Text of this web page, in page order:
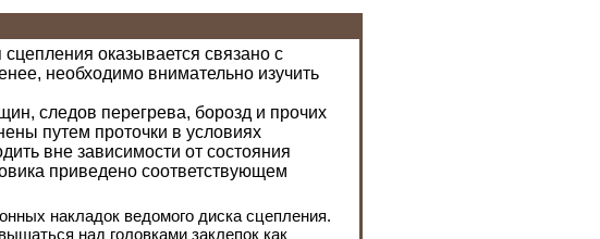
оказывается связано с
необходимо внимательно изучить
следов перегрева, борозд и прочих
путем проточки в условиях
вне зависимости от состояния
приведено соответствующем
накладок ведомого диска сцепления.
над головками заклепок как